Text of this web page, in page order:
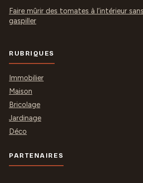
Faire mûrir des tomates à l’intérieur
gaspiller
RUBRIQUES
Immobilier
Maison
Bricolage
Jardinage
Déco
PARTENAIRES